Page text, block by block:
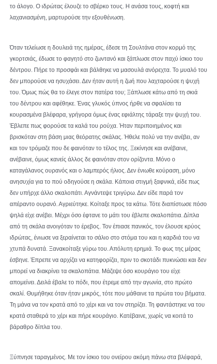
το άλογο. Ο ιδρώτας έλουζε το σβέρκο τους. Η ανάσα τους, κοφτή και
λαχανιασμένη, μαρτυρούσε την εξουθένωση.
Όταν τελείωσε η δουλειά της ημέρας, έδεσε τη Σουλτάνα στον κορμό της
γκορτσιάς, έδωσε το φαγητό στο ζωντανό και ξάπλωσε στον παχύ ίσκιο του
δέντρου. Πήρε το προσφάι και βάλθηκε να μασουλά ανόρεχτα. Το μυαλό του
δεν μπορούσε να ησυχάσει. Δεν ήταν αυτή η ζωή που λαχταρούσε η ψυχή
του. Όμως πώς θα το έλεγε στον πατέρα του; Ξάπλωσε κάτω από τη σκιά
του δέντρου και αφέθηκε. Ένας γλυκός ύπνος ήρθε να σφαλίσει τα
κουρασμένα βλέφαρα, γρήγορα όμως ένας εφιάλτης τάραξε την ψυχή του.
Έβλεπε πως φορούσε τα καλά του ρούχα. Ήταν περιποιημένος και
βρισκόταν στη βάση μιας θεόρατης σκάλας. Ήθελε πολύ να την ανέβει, αν
και τον τρόμαζε που δε φαινόταν το τέλος της. Ξεκίνησε και ανέβαινε,
ανέβαινε, όμως κανείς άλλος δε φαινόταν στον ορίζοντα. Μόνο ο
καταγάλανος ουρανός και ο λαμπερός ήλιος. Δεν ένιωθε κούραση, μόνο
ανησυχία για το πού οδηγούσε η σκάλα. Κάποια στιγμή ξαφνικά, είδε πως
δεν υπήρχε άλλο σκαλοπάτι. Αγνάντεψε τριγύρω. Δεν είδε παρά τον
απέραντο ουρανό. Αγριεύτηκε. Κοίταξε προς τα κάτω. Τότε διαπίστωσε πόσο
ψηλά είχε ανέβει. Μέχρι όσο έφτανε το μάτι του έβλεπε σκαλοπάτια. Δίπλα
από τη σκάλα ανοιγόταν το έρεβος. Τον έπιασε πανικός, τον έλουσε κρύος
ιδρώτας, ένιωσε να ξεραίνεται το σάλιο στο στόμα του και η καρδιά του να
χτυπά δυνατά. Ξανακοίταξε γύρω του. Απόλυτη ερημιά. Το φως της μέρας
έσβηνε. Έπρεπε να αρχίζει να κατηφορίζει, πριν το σκοτάδι πυκνώσει και δεν
μπορεί να διακρίνει τα σκαλοπάτια. Μάζεψε όσο κουράγιο του είχε
απομείνει. Δειλά έβαλε το πόδι, που έτρεμε από την αγωνία, στο πρώτο
σκαλί. Θυμήθηκε όταν ήταν μικρός, τότε που μάθαινε τα πρώτα του βήματα.
Τη μάνα να τον κρατά από το χέρι και να τον στηρίζει. Τη φαντάστηκε να του
κρατά σταθερά το χέρι και πήρε κουράγιο. Κατέβαινε, χωρίς να κοιτά το
βάραθρο δίπλα του.
Ξύπνησε ταραγμένος. Με τον ίσκιο του ονείρου ακόμη πάνω στα βλέφαρά,